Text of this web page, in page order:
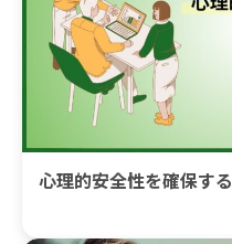
心理的安全性を確保す